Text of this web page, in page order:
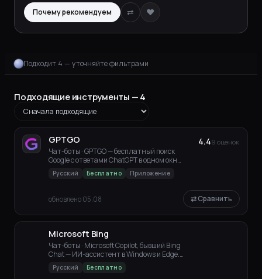
Почему рекомендуем ⇄ ♥
Подходит 4 — уточняйте фильтрами
Подходящие инструменты — 4
GPTGO
Чат-боты · GPTGO — бесплатный поиск
Google с ответами ChatGPT в одном окне.
Без р
Русский Бесплатно Приложение
4.49 оценок
обновлено 05.08 ⇄ Сравнить
Microsoft Bing
Чат-боты · Microsoft Copilot, бывший Bing
Chat — ИИ-ассистент в Windows и Edge.
Русский Бесплатно